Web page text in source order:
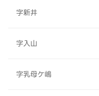
字新井
字入山
字乳母ケ嶋